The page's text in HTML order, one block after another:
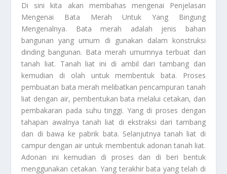
Di sini kita akan membahas mengenai
Penjelasan
Mengenai Bata Merah Untuk Yang Bingung
Mengenalnya. Bata merah adalah jenis bahan
bangunan yang umum di gunakan dalam konstruksi
dinding bangunan. Bata merah umumnya terbuat dari
tanah liat. Tanah liat ini di ambil dari tambang dan
kemudian di olah untuk membentuk bata. Proses
pembuatan bata merah melibatkan pencampuran tanah
liat dengan air, pembentukan bata melalui cetakan, dan
pembakaran pada suhu tinggi. Yang di proses dengan
tahapan awalnya tanah liat di ekstraksi dari tambang
dan di bawa ke pabrik bata. Selanjutnya tanah liat di
campur dengan air untuk membentuk adonan tanah liat.
Adonan ini kemudian di proses dan di beri bentuk
menggunakan cetakan. Yang terakhir bata yang telah di